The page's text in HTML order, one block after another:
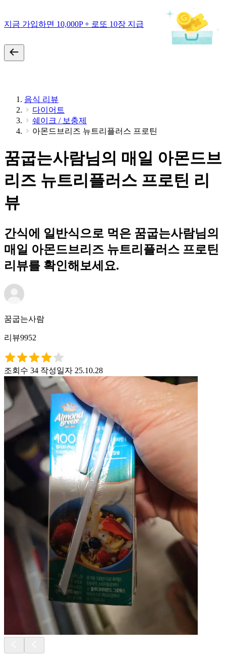
지금 가입하면 10,000P + 로또 10장 지급
음식 리뷰
다이어트
쉐이크 / 보충제
아몬드브리즈 뉴트리플러스 프로틴
꿈굽는사람님의 매일 아몬드브
리즈 뉴트리플러스 프로틴 리
뷰
간식에 일반식으로 먹은 꿈굽는사람님의
매일 아몬드브리즈 뉴트리플러스 프로틴
리뷰를 확인해보세요.
꿈굽는사람
리뷰9952
조회수 34 작성일자 25.10.28